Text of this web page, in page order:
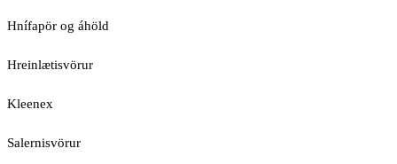
Hnífapör og áhöld
Hreinlætisvörur
Kleenex
Salernisvörur